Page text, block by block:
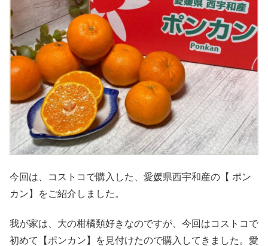
今回は、コストコで購入した、愛媛県西宇和産の【 ポン
カン】をご紹介しました。
我が家は、大の柑橘類好きなのですが、今回はコストコで
初めて【ポンカン】を見付けたので購入してきました。愛